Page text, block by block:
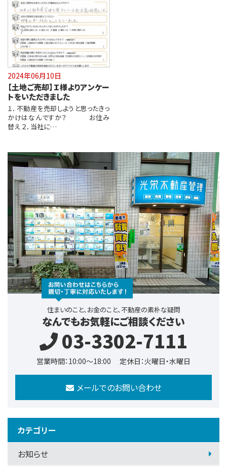
2024年06月10日
【土地ご売却】Ｉ様よりアンケー
トをいただきました
１．不動産を売却しようと思ったきっ
かけはなんですか？ お住み
替え ２．当社に…
住まいのこと、お金のこと、不動産の素朴な疑問
なんでもお気軽にご相談ください
03-3302-7111
営業時間：10:00～18:00 定休日：火曜日・水曜日
メールでのお問い合わせ
カテゴリー
お知らせ